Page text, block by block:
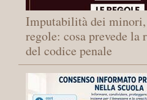
Imputabilità dei
regole: cosa prevede
del codice penale